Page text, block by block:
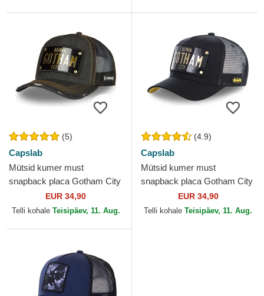
(5)
Capslab
Mütsid kumer must
snapback placa Gotham City
DC6 BATP1 Batman DC
Comics Capslab
EUR 34,90
Telli kohale Teisipäev, 11. Aug.
(4.9)
Capslab
Mütsid kumer must
snapback placa Gotham City
BATP1 Batman DC Comics
Capslab
EUR 34,90
Telli kohale Teisipäev, 11. Aug.